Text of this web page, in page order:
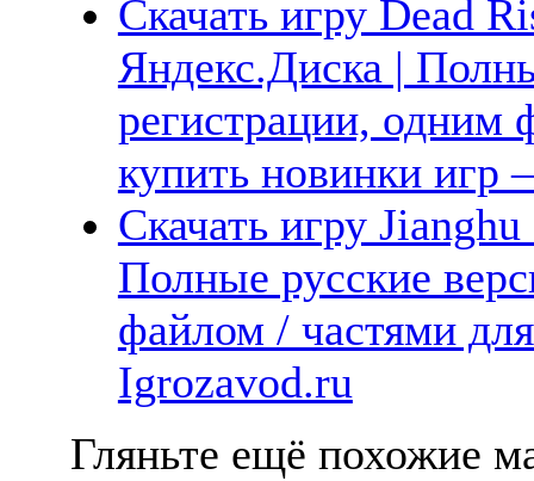
Скачать игру Dead
Яндекс.Диска |
регистрации, одним
купить новинки
Скачать игру
Полные русские
файлом / частями
Igrozavod.ru
Гляньте ещё похожие